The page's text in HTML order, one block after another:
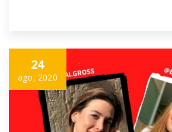
24
ago, 2020